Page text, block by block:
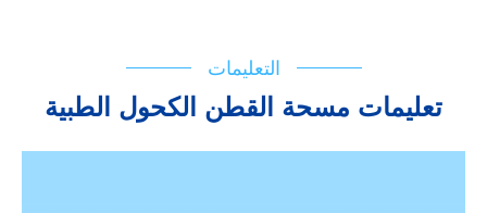
التعليمات
تعليمات مسحة القطن الكحول الطبية